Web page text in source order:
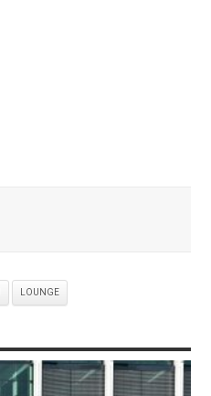
LOUNGE